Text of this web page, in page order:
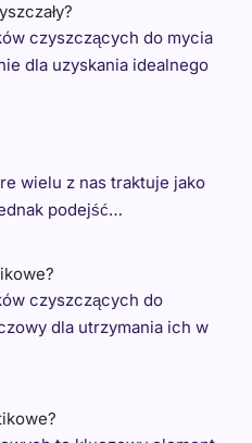
czyszczących do mycia
dla uzyskania idealnego
wielu z nas traktuje jako
podejść…
czyszczących do
dla utrzymania ich w